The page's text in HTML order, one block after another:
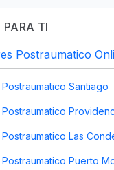
PARA TI
Postraumatico
Santiago
Las
Puerto